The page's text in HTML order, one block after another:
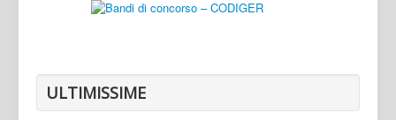
Caserta
ULTIMISSIME